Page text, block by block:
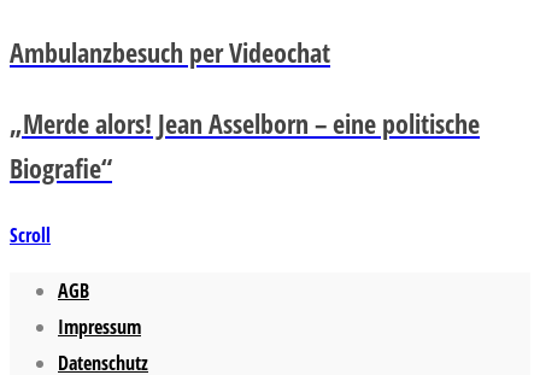
Ambulanzbesuch per Videochat
„Merde alors! Jean Asselborn – eine politische
Biografie“
Scroll
AGB
Impressum
Datenschutz